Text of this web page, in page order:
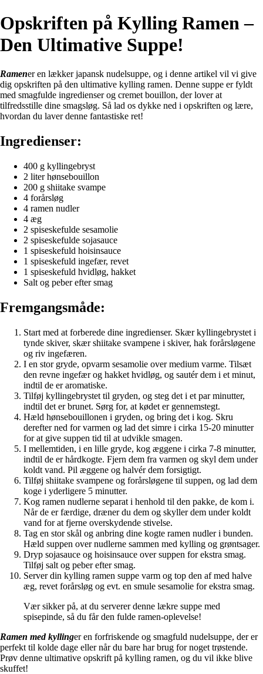
Opskriften på Kylling Ramen –
Den Ultimative Suppe!
Ramener en lækker japansk nudelsuppe, og i denne artikel vil vi give
dig opskriften på den ultimative kylling ramen. Denne suppe er fyldt
med smagfulde ingredienser og cremet bouillon, der lover at
tilfredsstille dine smagsløg. Så lad os dykke ned i opskriften og lære,
hvordan du laver denne fantastiske ret!
Ingredienser:
400 g kyllingebryst
2 liter hønsebouillon
200 g shiitake svampe
4 forårsløg
4 ramen nudler
4 æg
2 spiseskefulde sesamolie
2 spiseskefulde sojasauce
1 spiseskefuld hoisinsauce
1 spiseskefuld ingefær, revet
1 spiseskefuld hvidløg, hakket
Salt og peber efter smag
Fremgangsmåde:
Start med at forberede dine ingredienser. Skær kyllingebrystet i
tynde skiver, skær shiitake svampene i skiver, hak forårsløgene
og riv ingefæren.
I en stor gryde, opvarm sesamolie over medium varme. Tilsæt
den revne ingefær og hakket hvidløg, og sautér dem i et minut,
indtil de er aromatiske.
Tilføj kyllingebrystet til gryden, og steg det i et par minutter,
indtil det er brunet. Sørg for, at kødet er gennemstegt.
Hæld hønsebouillonen i gryden, og bring det i kog. Skru
derefter ned for varmen og lad det simre i cirka 15-20 minutter
for at give suppen tid til at udvikle smagen.
I mellemtiden, i en lille gryde, kog æggene i cirka 7-8 minutter,
indtil de er hårdkogte. Fjern dem fra varmen og skyl dem under
koldt vand. Pil æggene og halvér dem forsigtigt.
Tilføj shiitake svampene og forårsløgene til suppen, og lad dem
koge i yderligere 5 minutter.
Kog ramen nudlerne separat i henhold til den pakke, de kom i.
Når de er færdige, dræner du dem og skyller dem under koldt
vand for at fjerne overskydende stivelse.
Tag en stor skål og anbring dine kogte ramen nudler i bunden.
Hæld suppen over nudlerne sammen med kylling og grøntsager.
Dryp sojasauce og hoisinsauce over suppen for ekstra smag.
Tilføj salt og peber efter smag.
Server din kylling ramen suppe varm og top den af med halve
æg, revet forårsløg og evt. en smule sesamolie for ekstra smag.
Vær sikker på, at du serverer denne lækre suppe med
spisepinde, så du får den fulde ramen-oplevelse!
Ramen med kyllinger en forfriskende og smagfuld nudelsuppe, der er
perfekt til kolde dage eller når du bare har brug for noget trøstende.
Prøv denne ultimative opskrift på kylling ramen, og du vil ikke blive
skuffet!